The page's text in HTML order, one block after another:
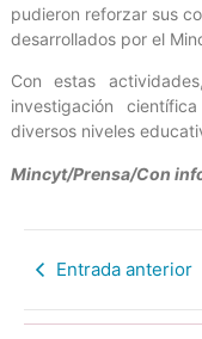
pudieron reforzar sus
desarrollados por el
Con estas
investigación
diversos niveles
Mincyt/Prensa/Con
Entrada anterior